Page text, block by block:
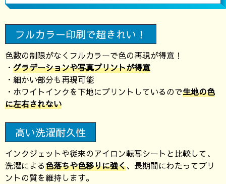
フルカラー印刷で超きれい！
色数の制限がなくフルカラーで色の再現が得意！
・ グラデーションや写真プリントが得意
・細かい部分も再現可能
・ホワイトインクを下地にプリントしているので生地の色
に左右されない
高い洗濯耐久性
インクジェットや従来のアイロン転写シートと比較して、
洗濯による色落ちや色移りに強く、長期間にわたってプリ
ントの質を維持します。